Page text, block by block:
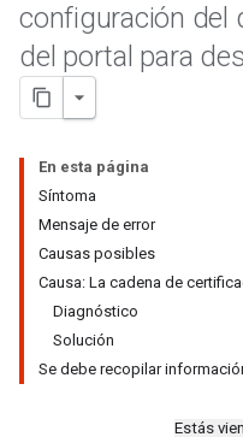
configuración del
del portal para
En esta página
Síntoma
Mensaje de error
Causas posibles
Causa: La cadena de
Diagnóstico
Solución
Se debe recopilar
Estás